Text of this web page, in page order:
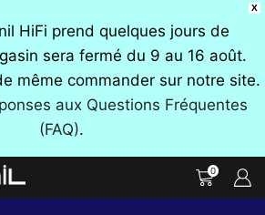
X
HiFi prend quelques jours de
sera fermé du 9 au 16 août.
même commander sur notre site.
aux Questions Fréquentes
(FAQ).
0